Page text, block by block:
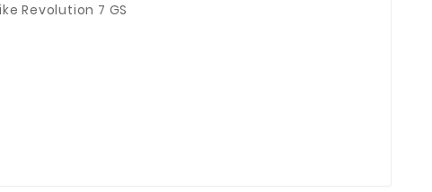
Revolution 7 GS